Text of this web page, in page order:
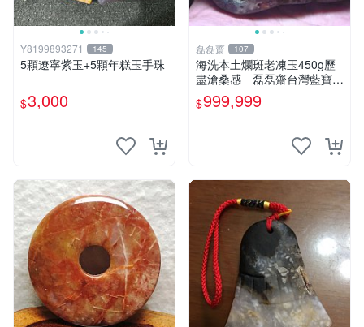
Y8199893271 145
5顆遼寧紫玉+5顆年糕玉手珠
$3,000
磊磊齋 107
海洗本土爛斑老凍玉450g歷
盡滄桑感 磊磊齋台灣藍寶石
東玉東海岸心臟石黑年糕玉髓
秀姑玉鳳梨芋仔玉總統石雕石
$999,999